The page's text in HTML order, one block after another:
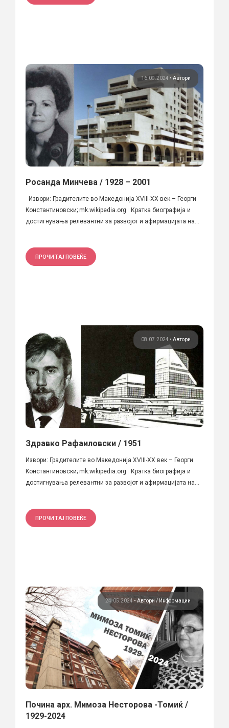
16.09.2024 • Автори
Росанда Минчева / 1928 – 2001
Извори: Градителите во Македонија XVIII-XX век – Георги
Kонстантиновски; mk.wikipedia.org Кратка биографија и
достигнувања релевантни за развојот и афирмацијата на...
ПРОЧИТАЈ ПОВЕЌЕ
08.07.2024 • Автори
Здравко Рафаиловски / 1951
Извори: Градителите во Македонија XVIII-XX век – Георги
Kонстантиновски; mk.wikipedia.org Кратка биографија и
достигнувања релевантни за развојот и афирмацијата на...
ПРОЧИТАЈ ПОВЕЌЕ
24.05.2024 • Автори Информации
Почина арх. Мимоза Несторова -Томиќ /
1929-2024